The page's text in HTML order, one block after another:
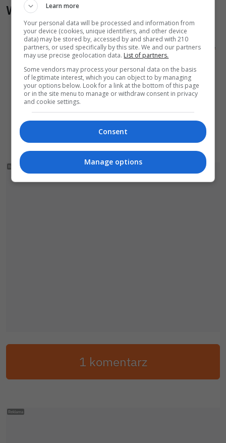
Wiadomości pokrewne
Policja ustaliła przyczynę kolizji na
niebezpiecznym skrzyżowaniu w Bolesławcu.
72-latek ukarany mandatem
Wójt alarmuje po serii skarg. „To od Was
zależy bezpieczeństwo Waszych dzieci”
15-latek na crossie uciekał przed kontrolą.
Potrącił strażnika leśnego, rozbił się o
samochód
1 komentarz
Learn more
Your personal data will be processed and information from
your device (cookies, unique identifiers, and other device
data) may be stored by, accessed by and shared with 210
partners, or used specifically by this site. We and our partners
may use precise geolocation data. List of partners.
Some vendors may process your personal data on the basis
of legitimate interest, which you can object to by managing
your options below. Look for a link at the bottom of this page
or in the site menu to manage or withdraw consent in privacy
and cookie settings.
Consent
Manage options